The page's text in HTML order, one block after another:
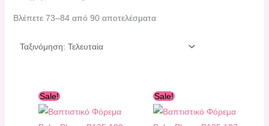
Βλέπετε 73–84 από 90 αποτελέσματα
Sale!
was:
τιμή
Sale!
was:
τιμή